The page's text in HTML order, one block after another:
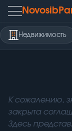
Недвижимость
К сожалению,
закрыта
Здесь